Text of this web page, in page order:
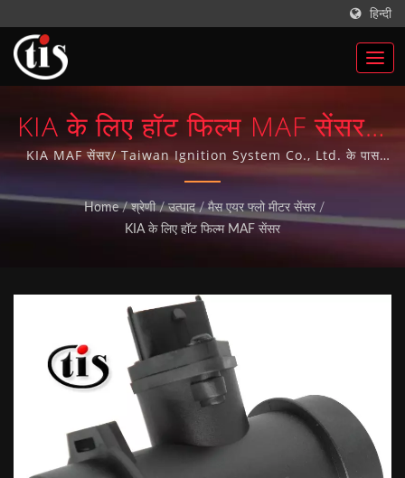
हिन्दी
KIA के लिए हॉट फिल्म MAF सेंसर |
ताइवान ऑटो पार्ट्स इग्निशन कॉइल्स
निर्माता | Taiwan Ignition
System Co., Ltd.
KIA MAF सेंसर/ Taiwan Ignition System Co., Ltd. के पास
ऑटो पार्ट्स के निर्माण का 20 से अधिक वर्षों का अनुभव है और 10 वर्षों से
ISO-9001 गुणवत्ता प्रणाली प्राप्त की है। हमारे सभी ऑटो पार्ट्स ताइवान में
निर्मित हैं।
Home / श्रेणी / उत्पाद / मैस एयर फ्लो मीटर सेंसर /
KIA के लिए हॉट फिल्म MAF सेंसर